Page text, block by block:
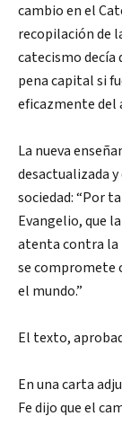
cambio en el
recopilación de
catecismo decía
pena capital si
eficazmente del
La nueva
desactualizada
sociedad: “Por
Evangelio, que
atenta contra la
se compromete
el mundo.”
El texto,
En una carta
Fe dijo que el